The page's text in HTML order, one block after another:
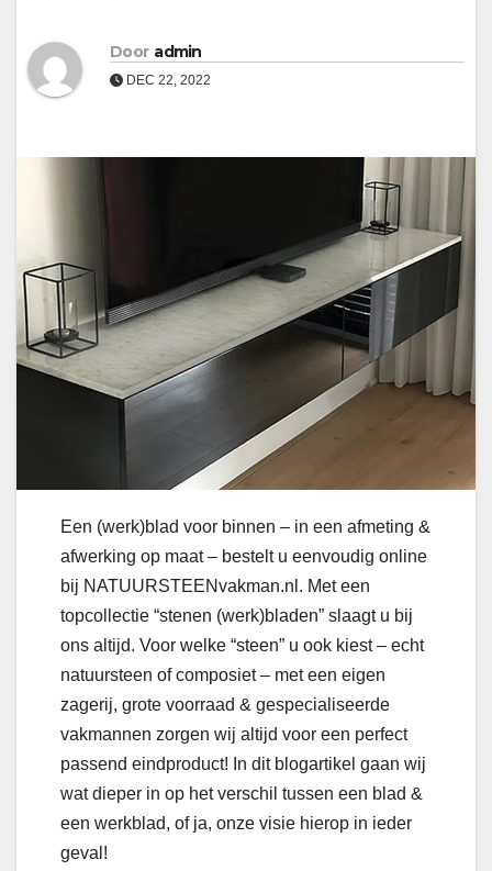
Door admin
DEC 22, 2022
Een (werk)blad voor binnen – in een afmeting &
afwerking op maat – bestelt u eenvoudig online
bij NATUURSTEENvakman.nl. Met een
topcollectie “stenen (werk)bladen” slaagt u bij
ons altijd. Voor welke “steen” u ook kiest – echt
natuursteen of composiet – met een eigen
zagerij, grote voorraad & gespecialiseerde
vakmannen zorgen wij altijd voor een perfect
passend eindproduct! In dit blogartikel gaan wij
wat dieper in op het verschil tussen een blad &
een werkblad, of ja, onze visie hierop in ieder
geval!